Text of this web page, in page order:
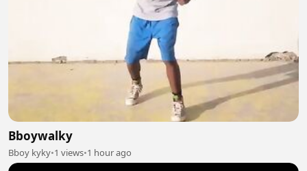
Bboywalky
Bboy kyky•1 views•1 hour ago